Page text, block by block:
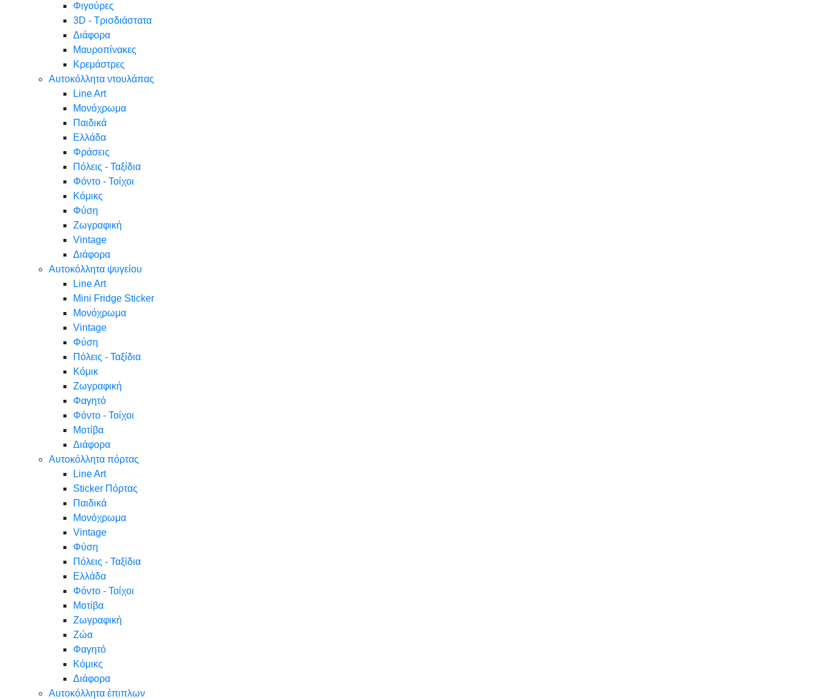
Φιγούρες
3D - Τρισδιάστατα
Διάφορα
Μαυροπίνακες
Κρεμάστρες
Αυτοκόλλητα ντουλάπας
Line Art
Μονόχρωμα
Παιδικά
Ελλάδα
Φράσεις
Πόλεις - Ταξίδια
Φόντο - Τοίχοι
Κόμικς
Φύση
Ζωγραφική
Vintage
Διάφορα
Αυτοκόλλητα ψυγείου
Line Art
Mini Fridge Sticker
Μονόχρωμα
Vintage
Φύση
Πόλεις - Ταξίδια
Κόμικ
Ζωγραφική
Φαγητό
Φόντο - Τοίχοι
Μοτίβα
Διάφορα
Αυτοκόλλητα πόρτας
Line Art
Sticker Πόρτας
Παιδικά
Μονόχρωμα
Vintage
Φύση
Πόλεις - Ταξίδια
Ελλάδα
Φόντο - Τοίχοι
Μοτίβα
Ζωγραφική
Ζώα
Φαγητό
Κόμικς
Διάφορα
Αυτοκόλλητα έπιπλων